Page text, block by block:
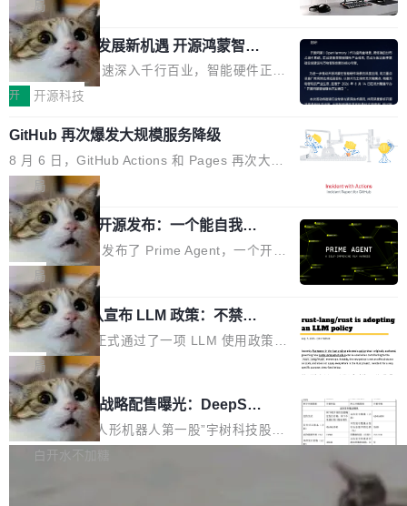
者最近的载体,在整个品牌营销层面的权重显著变
高了。全域营销服务商的竞争正在从规模转向深
度,案例厚度、全域覆盖、多线协同...
「我不认为这些会议上大部分论文都在过度宣传
或造假。问题是，作为读者，如果你筛选出那些
看起来最令人兴奋的论文，那它们大部分都是过
度宣传的。」 这才是真正的痛点。不是所有论文
都有问题，是最吸引眼球的那批论文最有问题。
他引用的帖子来自 Mathew Shen，一位 ICLR 2
026 的读者：「看了篇 ...
Pham 的一条推文。Hieu Pham 是谁？他是 xAI
的早期工程师之一，在 Grok 训练基础设施团队
工作过。近日他在 X 上发了一条帖子，列出了他
认为现代 AI 领域最重要的三个开源项目。 第一
理由很具体。FA 系列不需要解释，但 FA2 是他
认为最重要的一个——复杂度恰到好处，刚好能
驱动你去学 CuTe，但还没被那些"邪恶的" Hopp
er++ 优化所淹没，足够容易修改和适配。 更关
键的是 FA2 的持久性...
局
共商智能硬件发展新机遇 开源鸿蒙智能
硬件开发者日杭州站即将举行
随着万物智联加速深入千行百业，智能硬件正从
单点设备迈向智能化、网联化、协同化发展。作
鸿蒙通过统一技术底座和分布式能力，为不同类
型智能设备的开发、连接与互联提供关键支撑，
也为产业链企业探索产品创新与商业增长打开新
的空间。 8月14日，开源鸿蒙智能硬件开发者日
（OHDD：OpenHarmony Hardware Develope
r Day）将在杭州启航。活动面向智能硬件产业
链企业和开发者，邀请行业专家与资深技术顾
问，围绕开源鸿蒙技术能力、设备适配、芯片适
配、功耗与稳定性调优、兼容性测评及统一互联
等内容展开系统讲解和实战交流，帮助企业进一
步了解开源鸿蒙在智能...
开 开源科技
GitHub 再次爆发大规模服务降级
8 月 6 日，GitHub Actions 和 Pages 再次大规
模服务降级，Actions 完全不可用超过 5 小时，
webhook 停发，连自托管 runner 也因调度层故
障无法工作。Pages、Copilot code review、C
opilot coding agent 全部受影响。从检测到完全
恢复，大约 12 小时。 这是 2026 年 8 月的第六
起事故，其中四起与 AI/Copilot 服务相关。 Git
Hub 员工 kdaigle 在 HN 讨论中贴出了一组数
据：2025 年全年 10 亿次 commit。现在，每周
2.75 亿次，全年预计 140 亿次。GitHub...
局
Prime Agent 开源发布：一个能自我改
进的编程 Agent，ARC-AGI 3 超越人类
专家基线
Prime Intellect 发布了 Prime Agent，一个开源
的编程 Agent Harness，核心设计围绕两个抽
象：Recursive Language Model（RLM）和 C
ontinual Harness。在 ARC-AGI 3 基准测试
上，Prime Agent + Opus 5 的组合达到了 95.
5% RHAE Best@1，超过了 ARC 报告的人类专
家基线 95.4%。 不是又一个 coding agent 包装
器 Prime Agent 的架构和市面上大多数 coding
agent 有本质区别。大多数 agent harness 的设
计是基于早期模型的能力—...
局
Rust 项目团队宣布 LLM 政策：不禁
止，但你要承认哪些代码不是你写的
Rust 语言项目正式通过了一项 LLM 使用政策，
覆盖 rust-lang/rust 单一仓库的代码贡献。这不
是项目级别的官方立场，目前由五个团队采纳，
但它可能是主流开源项目中关于 AI 辅助贡献最
细致的一份规则。 政策的核心只有一句话：LLM
可以用来分析、提炼、审阅、建议，但不能用来
局
宇树科技 IPO 战略配售曝光：DeepSe
ek 获配 93.3 万股，锁定 36 个月
8月6日晚间，“人形机器人第一股”宇树科技股份
有限公司披露IPO发行价格及战略配售结果，杭
白开水不加糖